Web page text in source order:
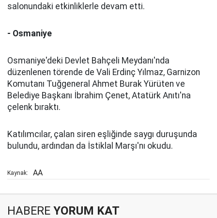
salonundaki etkinliklerle devam etti.
- Osmaniye
Osmaniye'deki Devlet Bahçeli Meydanı'nda
düzenlenen törende de Vali Erdinç Yılmaz, Garnizon
Komutanı Tuğgeneral Ahmet Burak Yürüten ve
Belediye Başkanı İbrahim Çenet, Atatürk Anıtı'na
çelenk bıraktı.
Katılımcılar, çalan siren eşliğinde saygı duruşunda
bulundu, ardından da İstiklal Marşı'nı okudu.
Kaynak: AA
HABERE YORUM KAT